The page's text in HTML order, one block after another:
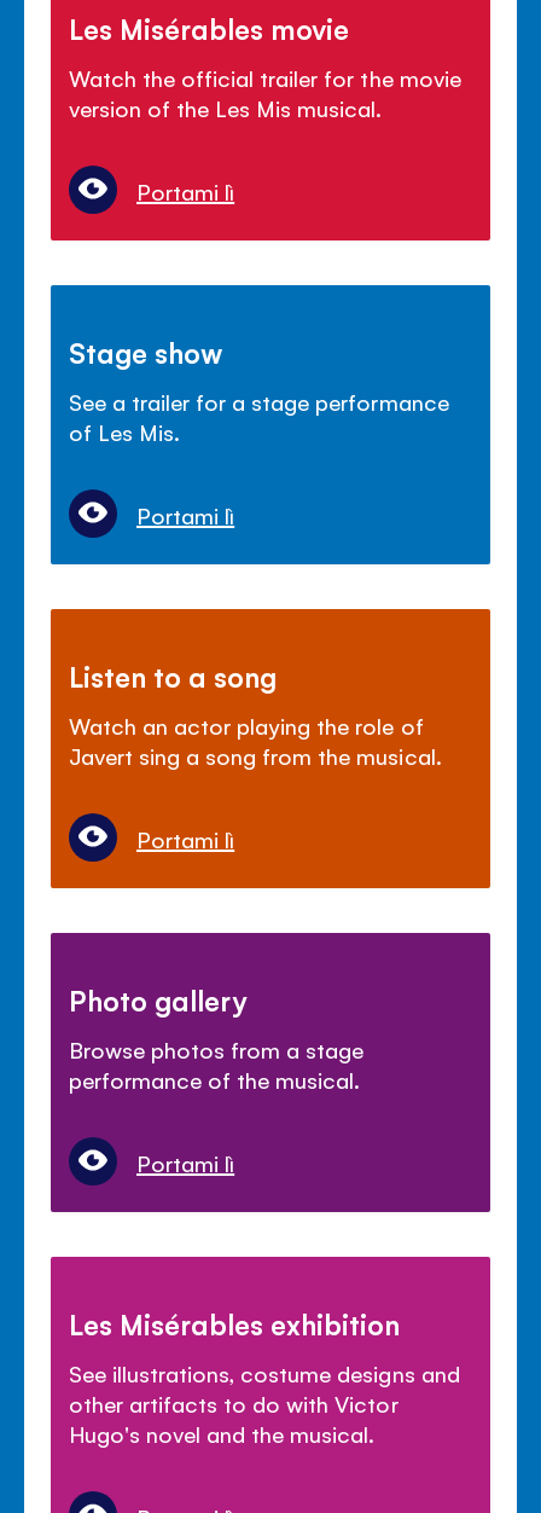
Les Misérables movie
Watch the official trailer for the movie
version of the Les Mis musical.
Portami lì
Stage show
See a trailer for a stage performance
of Les Mis.
Portami lì
Listen to a song
Watch an actor playing the role of
Javert sing a song from the musical.
Portami lì
Photo gallery
Browse photos from a stage
performance of the musical.
Portami lì
Les Misérables exhibition
See illustrations, costume designs and
other artifacts to do with Victor
Hugo's novel and the musical.